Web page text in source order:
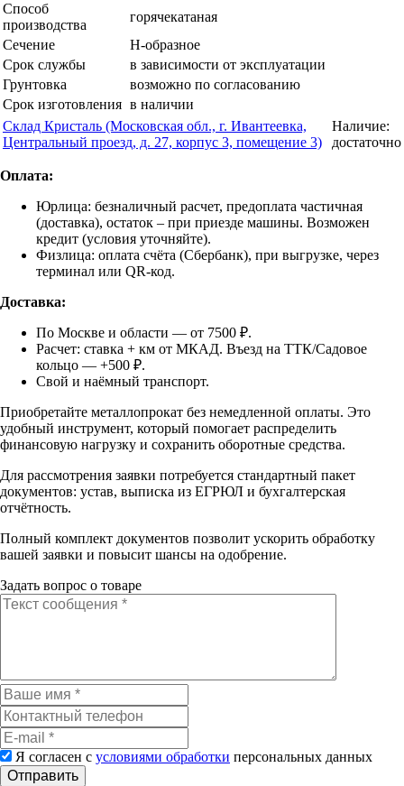
Способ
производства
горячекатаная
Сечение
Н-образное
Срок службы
в зависимости от эксплуатации
Грунтовка
возможно по согласованию
Срок изготовления в наличии
Склад Кристаль (Московская обл., г. Ивантеевка,
Центральный проезд, д. 27, корпус 3, помещение 3)
Наличие:
достаточно
Оплата:
Юрлица: безналичный расчет, предоплата частичная
(доставка), остаток – при приезде машины. Возможен
кредит (условия уточняйте).
Физлица: оплата счёта (Сбербанк), при выгрузке, через
терминал или QR-код.
Доставка:
По Москве и области — от 7500 ₽.
Расчет: ставка + км от МКАД. Въезд на ТТК/Садовое
кольцо — +500 ₽.
Свой и наёмный транспорт.
Приобретайте металлопрокат без немедленной оплаты. Это
удобный инструмент, который помогает распределить
финансовую нагрузку и сохранить оборотные средства.
Для рассмотрения заявки потребуется стандартный пакет
документов: устав, выписка из ЕГРЮЛ и бухгалтерская
отчётность.
Полный комплект документов позволит ускорить обработку
вашей заявки и повысит шансы на одобрение.
Задать вопрос о товаре
Я согласен с условиями обработки персональных данных
Отправить